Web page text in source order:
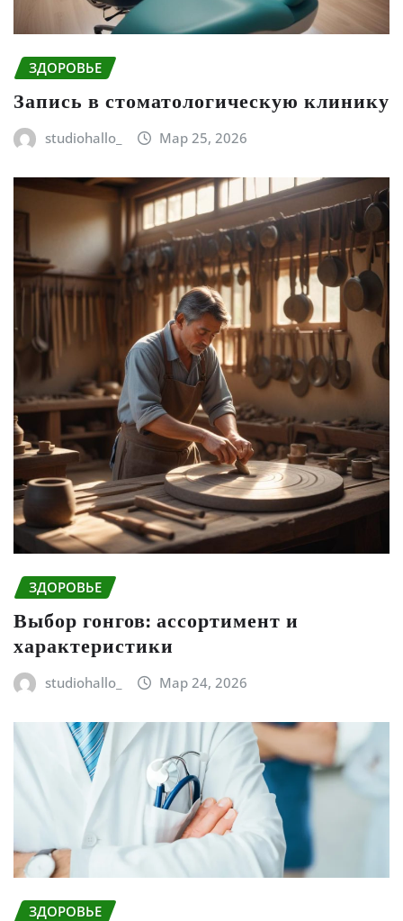
ЗДОРОВЬЕ
Запись в стоматологическую клинику
studiohallo_ Мар 25, 2026
ЗДОРОВЬЕ
Выбор гонгов: ассортимент и
характеристики
studiohallo_ Мар 24, 2026
ЗДОРОВЬЕ